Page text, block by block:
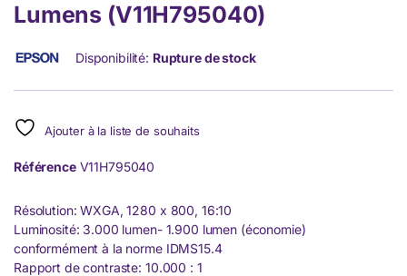
Lumens (V11H795040)
Disponibilité: Rupture de stock
Ajouter à la liste de souhaits
RéférenceV11H795040
Résolution: WXGA, 1280 x 800, 16:10
Luminosité: 3.000 lumen- 1.900 lumen (économie)
conformément à la norme IDMS15.4
Rapport de contraste: 10.000 : 1